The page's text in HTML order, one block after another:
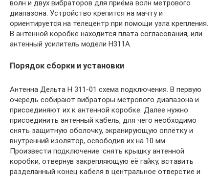
волн и двух вибраторов для приёма волн метрового
диапазона. Устройство крепится на мачту и
ориентируется на телецентр при помощи узла крепления.
В антенной коробке находится плата согласования, или
антенный усилитель модели Н311А.
Порядок сборки и установки
Антенна Дельта Н 311-01 схема подключения. В первую
очередь собирают вибраторы метрового диапазона и
присоединяют их к антенной коробке. Далее нужно
присоединить антенный кабель, для чего необходимо
снять защитную оболочку, экранирующую оплётку и
внутренний изолятор, освободив их на 10 мм.
Произвести подключение: снять крышку антенной
коробки, отвернув закрепляющую её гайку, вставить
разделанный конец кабеля в центральное отверстие и